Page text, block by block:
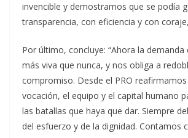
invencible y demostramos que se podía
transparencia, con eficiencia y con
Por último, concluye: “Ahora la demanda
más viva que nunca, y nos obliga a
compromiso. Desde el PRO
vocación, el equipo y el capital humano
las batallas que haya que dar. Siempre
del esfuerzo y de la dignidad. Contamos